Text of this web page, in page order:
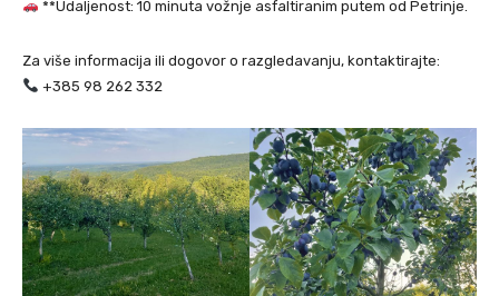
**Udaljenost: 10 minuta vožnje asfaltiranim putem od Petrinje.
Za više informacija ili dogovor o razgledavanju, kontaktirajte:
+385 98 262 332